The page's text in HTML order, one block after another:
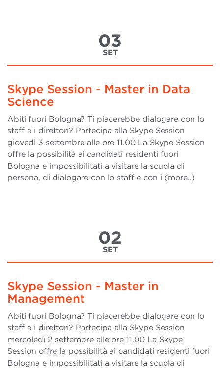
03
SET
Skype Session - Master in Data
Science
Abiti fuori Bologna? Ti piacerebbe dialogare con lo
staff e i direttori? Partecipa alla Skype Session
giovedì 3 settembre alle ore 11.00 La Skype Session
offre la possibilità ai candidati residenti fuori
Bologna e impossibilitati a visitare la scuola di
persona, di dialogare con lo staff e con i (more..)
02
SET
Skype Session - Master in
Management
Abiti fuori Bologna? Ti piacerebbe dialogare con lo
staff e i direttori? Partecipa alla Skype Session
mercoledì 2 settembre alle ore 11.00 La Skype
Session offre la possibilità ai candidati residenti fuori
Bologna e impossibilitati a visitare la scuola di